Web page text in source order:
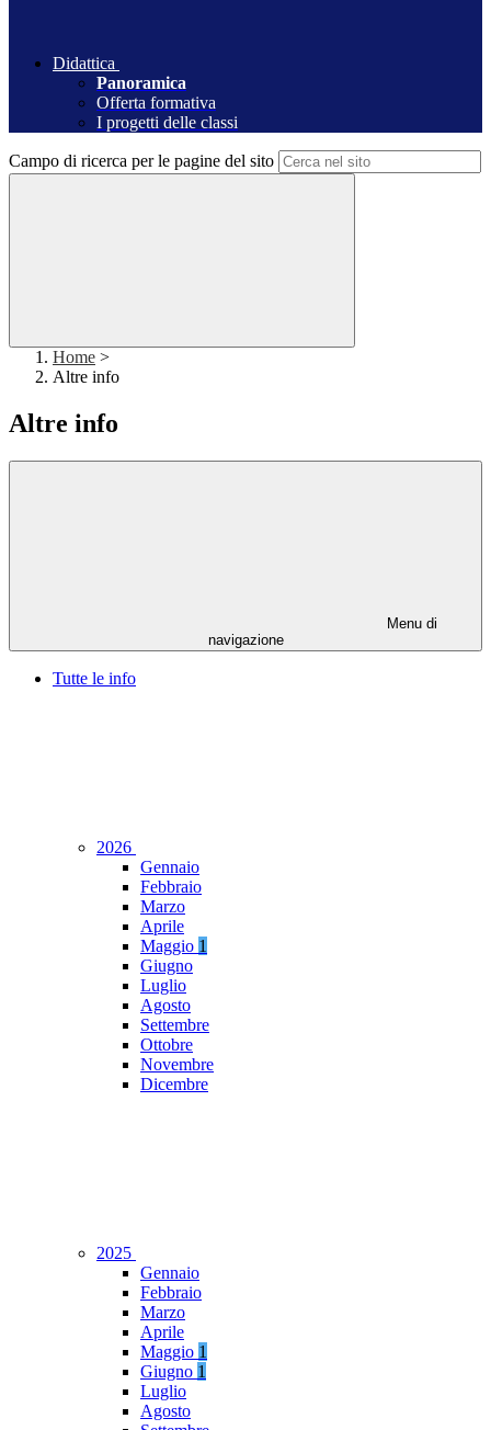
Didattica
Panoramica
Offerta formativa
I progetti delle classi
Campo di ricerca per le pagine del sito
Home >
Altre info
Altre info
Menu di
navigazione
Tutte le info
2026
Gennaio
Febbraio
Marzo
Aprile
Maggio 1
Giugno
Luglio
Agosto
Settembre
Ottobre
Novembre
Dicembre
2025
Gennaio
Febbraio
Marzo
Aprile
Maggio 1
Giugno 1
Luglio
Agosto